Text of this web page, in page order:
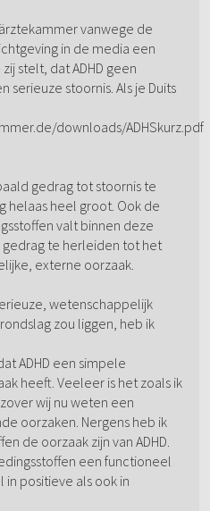
vanwege de
in de media een
stelt, dat ADHD geen
serieuze stoornis. Als je Duits
downloads/ADHSkurz.pdf
gedrag tot stoornis te
helaas heel groot. Ook de
valt binnen deze
gedrag te herleiden tot het
externe oorzaak.
wetenschappelijk
zou liggen, heb ik
ADHD een simpele
heeft. Veeleer is het zoals ik
wij nu weten een
oorzaken. Nergens heb ik
de oorzaak zijn van ADHD.
een functioneel
positieve als ook in